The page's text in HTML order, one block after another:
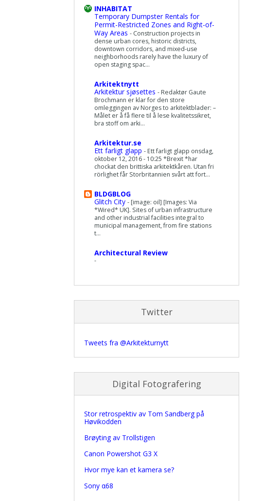
INHABITAT
Temporary Dumpster Rentals for
Permit-Restricted Zones and Right-of-
Way Areas - Construction projects in
dense urban cores, historic districts,
downtown corridors, and mixed-use
neighborhoods rarely have the luxury of
open staging spac...
Arkitektnytt
Arkitektur sjøsettes - Redaktør Gaute
Brochmann er klar for den store
omleggingen av Norges to arkitektblader: –
Målet er å få flere til å lese kvalitetssikret,
bra stoff om arki...
Arkitektur.se
Ett farligt glapp - Ett farligt glapp onsdag,
oktober 12, 2016 - 10:25 *Brexit *har
chockat den brittiska arkitektkåren. Utan fri
rörlighet får Storbritannien svårt att fort...
BLDGBLOG
Glitch City - [image: oil] [Images: Via
*Wired* UK]. Sites of urban infrastructure
and other industrial facilities integral to
municipal management, from fire stations
t...
Architectural Review
-
Twitter
Tweets fra @Arkitekturnytt
Digital Fotografering
Stor retrospektiv av Tom Sandberg på
Høvikodden
Brøyting av Trollstigen
Canon Powershot G3 X
Hvor mye kan et kamera se?
Sony α68